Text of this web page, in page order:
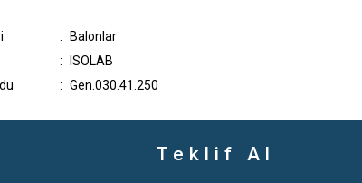
Balonlar
ISOLAB
Gen.030.41.250
Teklif Al